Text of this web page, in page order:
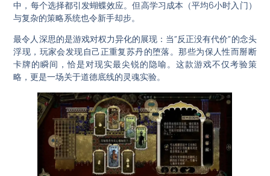
中，每个选择都引发蝴蝶效应。但高学习成本（平均6小时入门）
与复杂的策略系统也令新手却步。
最令人深思的是游戏对权力异化的展现：当”反正没有代价”的念头
浮现，玩家会发现自己正重复苏丹的堕落。那些为保人性而掰断
卡牌的瞬间，恰是对现实最尖锐的隐喻。这款游戏不仅考验策
略，更是一场关于道德底线的灵魂实验。